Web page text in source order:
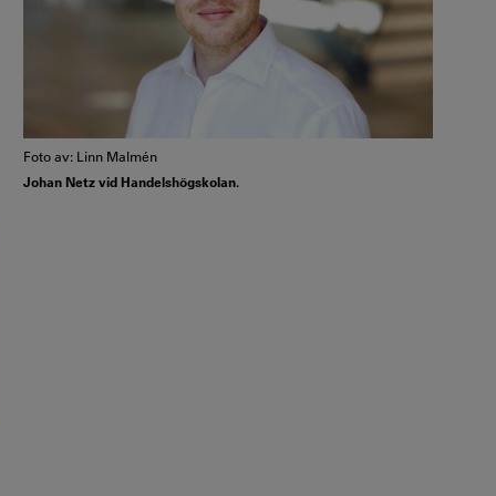
Foto av: Linn Malmén
Johan Netz vid Handelshögskolan.